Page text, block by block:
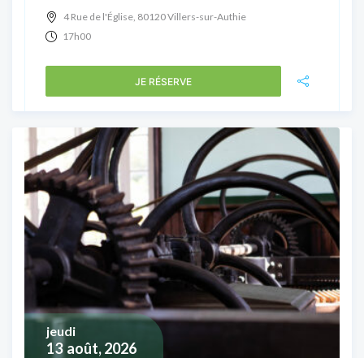
4 Rue de l'Église, 80120 Villers-sur-Authie
17h00
JE RÉSERVE
13 août, 2026
jeudi